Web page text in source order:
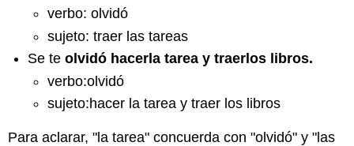
verbo: olvidó
sujeto: traer las tareas
Se teolvidó hacerla tarea y traerlos libros.
verbo:olvidó
sujeto:hacer la tarea y traer los libros
Para aclarar, "la tarea" concuerda con "olvidó" y "las